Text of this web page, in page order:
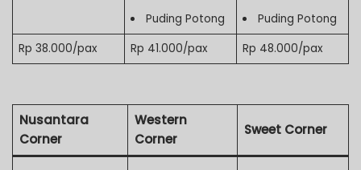
Puding Potong
Puding Potong
Rp 38.000/pax
Rp 41.000/pax Rp 48.000/pax
Nusantara
Corner
Western
Corner
Sweet Corner